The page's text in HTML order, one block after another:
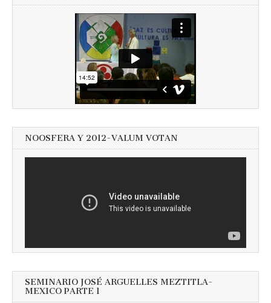
NOOSFERA Y 2012-VALUM VOTAN
SEMINARIO JOSÉ ARGUELLES MEZTITLA-
MEXICO PARTE 1